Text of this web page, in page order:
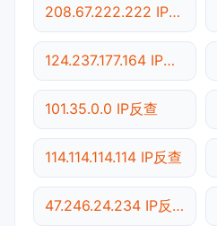
208.67.222.222 IP反查
124.237.177.164 IP反查
101.35.0.0 IP反查
114.114.114.114 IP反查
47.246.24.234 IP反查